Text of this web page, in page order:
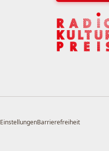
Barrierefreiheit